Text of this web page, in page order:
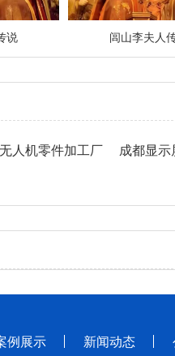
说 闾山李夫人
无人机零件加工厂 成都显
例展示 新闻动态